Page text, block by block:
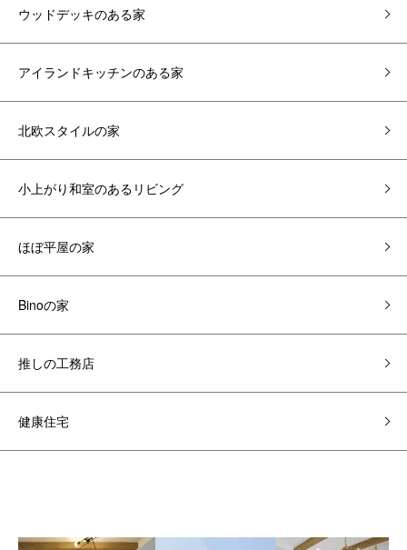
ウッドデッキのある家
アイランドキッチンのある家
北欧スタイルの家
小上がり和室のあるリビング
ほぼ平屋の家
Binoの家
推しの工務店
健康住宅